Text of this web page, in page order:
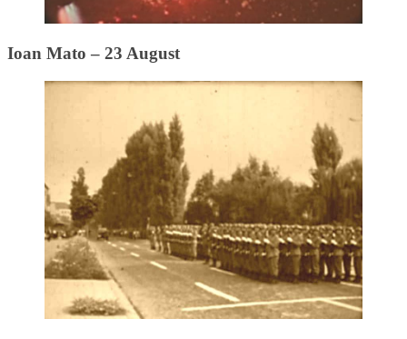
Ioan Mato – 23 August